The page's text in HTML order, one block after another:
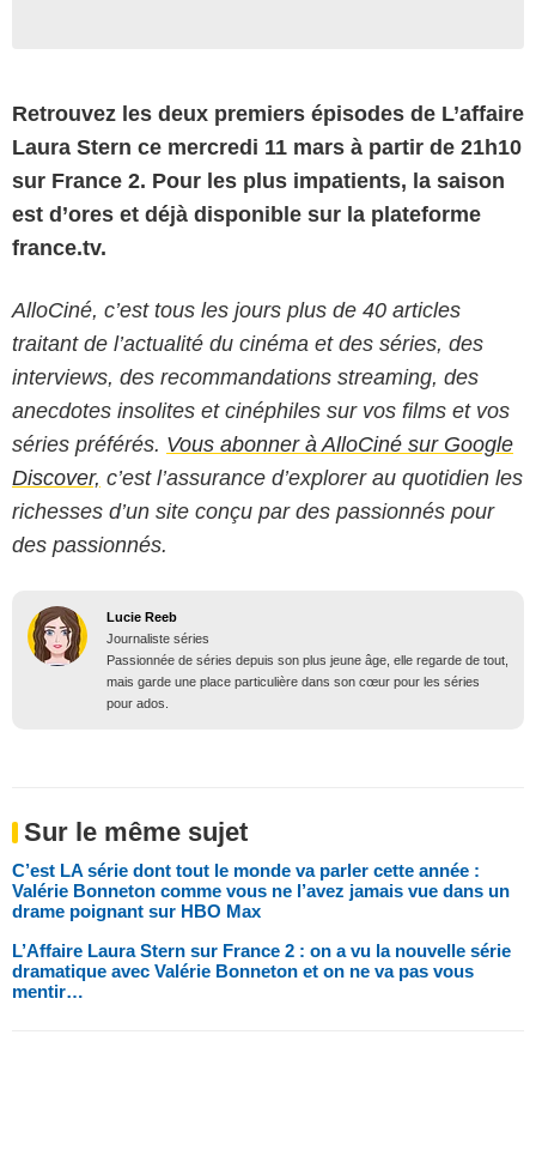
Retrouvez les deux premiers épisodes de L’affaire
Laura Stern ce mercredi 11 mars à partir de 21h10
sur France 2. Pour les plus impatients, la saison
est d’ores et déjà disponible sur la plateforme
france.tv.
AlloCiné, c’est tous les jours plus de 40 articles
traitant de l’actualité du cinéma et des séries, des
interviews, des recommandations streaming, des
anecdotes insolites et cinéphiles sur vos films et vos
séries préférés. Vous abonner à AlloCiné sur Google
Discover, c’est l’assurance d’explorer au quotidien les
richesses d’un site conçu par des passionnés pour
des passionnés.
Lucie Reeb
Journaliste séries
Passionnée de séries depuis son plus jeune âge, elle regarde de tout,
mais garde une place particulière dans son cœur pour les séries
pour ados.
Sur le même sujet
C’est LA série dont tout le monde va parler cette année :
Valérie Bonneton comme vous ne l’avez jamais vue dans un
drame poignant sur HBO Max
L’Affaire Laura Stern sur France 2 : on a vu la nouvelle série
dramatique avec Valérie Bonneton et on ne va pas vous
mentir…